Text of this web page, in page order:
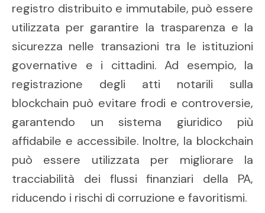
registro distribuito e immutabile, può essere
utilizzata per garantire la trasparenza e la
sicurezza nelle transazioni tra le istituzioni
governative e i cittadini. Ad esempio, la
registrazione degli atti notarili sulla
blockchain può evitare frodi e controversie,
garantendo un sistema giuridico più
affidabile e accessibile. Inoltre, la blockchain
può essere utilizzata per migliorare la
tracciabilità dei flussi finanziari della PA,
riducendo i rischi di corruzione e favoritismi.